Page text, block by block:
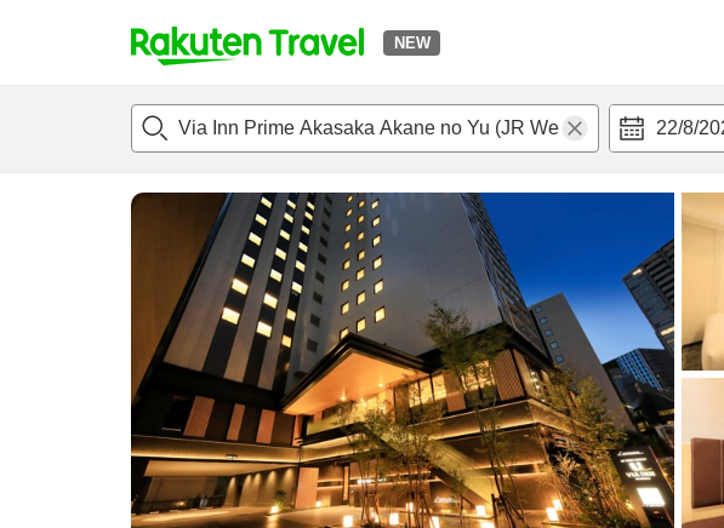
NEW
t
p
a
c
22/8/
แนะนำที่พักห้องพักและแพลนพักรีวิว สิ่่งอำนวยความสะดวก